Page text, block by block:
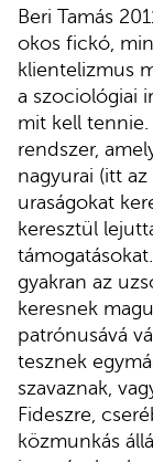
Beri Tamás
okos fickó,
klientelizmus
a szociológiai
mit kell tennie.
rendszer,
nagyurai (itt
uraságokat
keresztül
gyakran az
keresnek
patrónusává
tesznek
szavaznak,
Fideszre,
közmunkás